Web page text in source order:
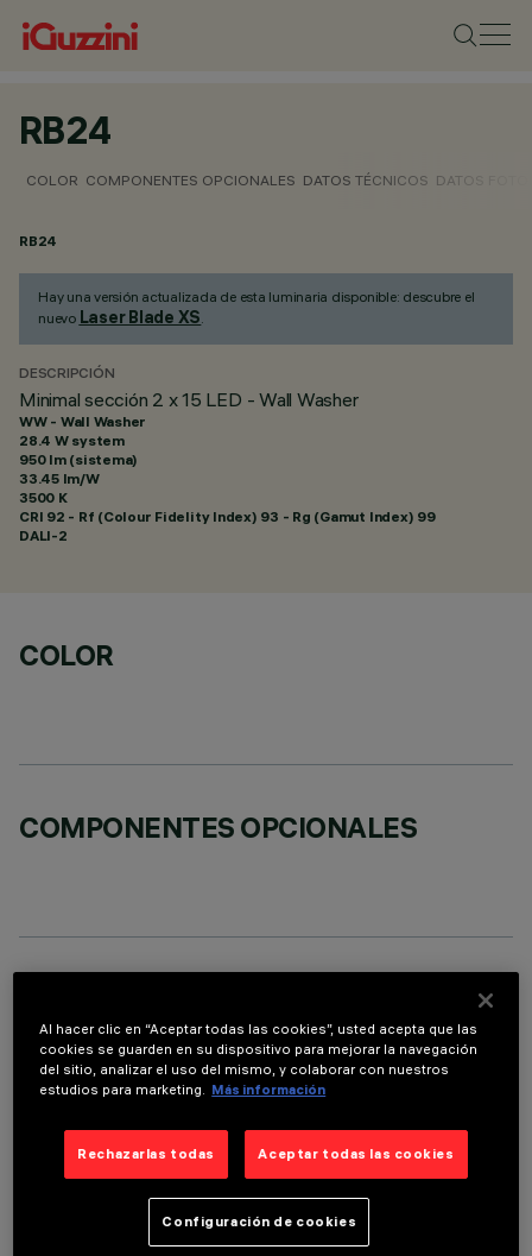
RB24
COLOR COMPONENTES OPCIONALES DATOS TÉCNICOS DATOS
RB24
Hay una versión actualizada de esta luminaria disponible: descubre el
nuevo Laser Blade XS.
DESCRIPCIÓN
Minimal sección 2 x 15 LED - Wall Washer
WW - Wall Washer
28.4 W system
950 lm (sistema)
33.45 lm/W
3500 K
CRI 92 - Rf (Colour Fidelity Index) 93 - Rg (Gamut Index) 99
DALI-2
COLOR
COMPONENTES OPCIONALES
ÚLTIMA ACTUALIZACIÓN: 06/08/2026
DESCRIPCIÓN
Luminaria miniaturizada lineal empotrable para lámparas LED,
específica para iluminación vertical de las paredes. Pese a las
patentada del sistema óptico garantiza una emisión
homogénea y eficaz sobre la pared y evita zonas de sombra
Al hacer clic en “Aceptar todas las cookies”, usted acepta que las
cookies se guarden en su dispositivo para mejorar la navegación
del sitio, analizar el uso del mismo, y colaborar con nuestros
estudios para marketing. Más información
Rechazarlas todas Aceptar todas las cookies
Configuración de cookies